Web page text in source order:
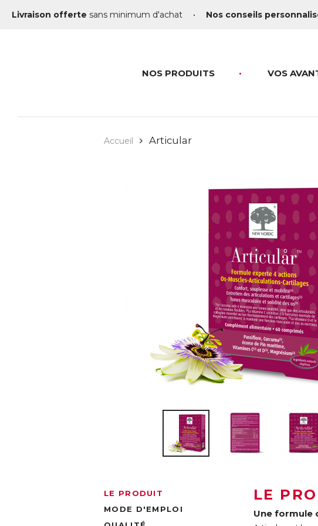
Livraison offerte sans minimum d'achat • Nos conseils
NOS PRODUITS VOS
Accueil Articular
LE PRODUIT
MODE D'EMPLOI
LE
Une formule